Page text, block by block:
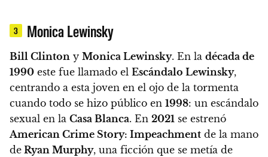
3 Monica Lewinsky
Bill Clinton y Monica Lewinsky. En la década de
1990 este fue llamado el Escándalo Lewinsky,
centrando a esta joven en el ojo de la tormenta
cuando todo se hizo público en 1998: un escándalo
sexual en la Casa Blanca. En 2021 se estrenó
American Crime Story: Impeachment de la mano
de Ryan Murphy, una ficción que se metía de